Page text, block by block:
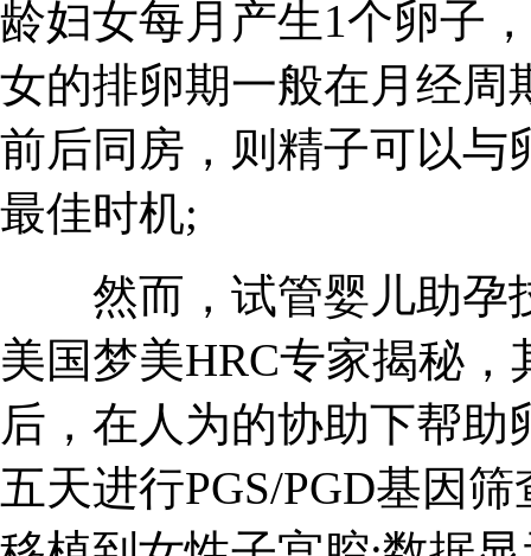
龄妇女每月产生1个卵子
女的排卵期一般在月经周
前后同房，则精子可以与
最佳时机;
然而，试管婴儿助孕
美国梦美HRC专家揭秘
后，在人为的协助下帮
五天进行PGS/PGD基因